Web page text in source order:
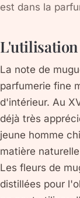
est dans la
La note de
parfumerie fine
d'intérieur. Au
déjà très
jeune homme
matière
Les fleurs de
distillées pour